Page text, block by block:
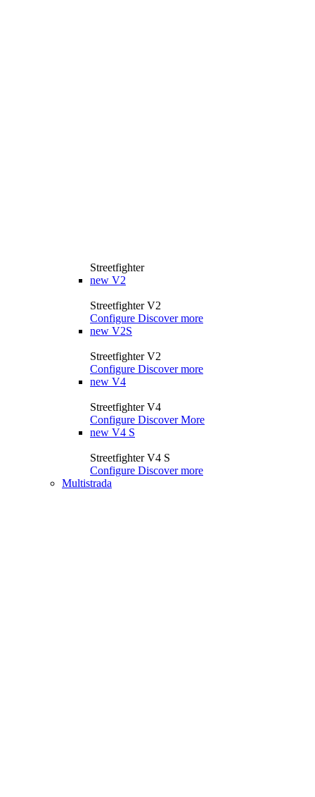
Streetfighter
new V2
Streetfighter V2
Configure Discover more
new V2S
Streetfighter V2
Configure Discover more
new V4
Streetfighter V4
Configure Discover More
new V4 S
Streetfighter V4 S
Configure Discover more
Multistrada